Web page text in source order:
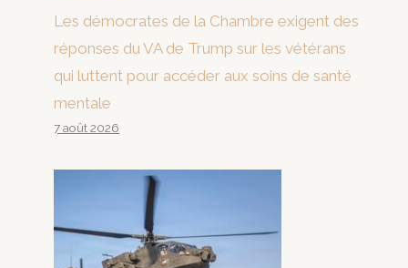
Les démocrates de la Chambre exigent des
réponses du VA de Trump sur les vétérans
qui luttent pour accéder aux soins de santé
mentale
7 août 2026